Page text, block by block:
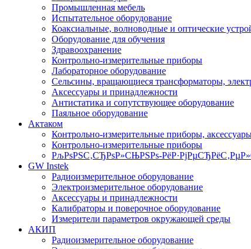
Промышленная мебель
Испытательное оборудование
Коаксиальные, волноводные и оптические
Оборудование для обучения
Здравоохранение
Контрольно-измерительные приборы
Лабораторное оборудование
Сельсины, вращающиеся трансформаторы,
Аксессуары и принадлежности
Антистатика и сопутствующее оборудование
Паяльное оборудование
Актаком
Контрольно-измерительные приборы,
Контрольно-измерительные приборы
РљРѕРЅС‚СЂРѕР»СЊРЅРѕ-
GW Instek
Радиоизмерительное оборудование
Электроизмерительное оборудование
Аксессуары и принадлежности
Калибраторы и поверочное оборудование
Измерители параметров окружающей среды
АКИП
Радиоизмерительное оборудование